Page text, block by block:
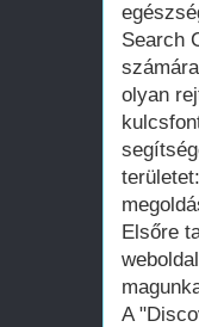
Search
olyan
Elsőre
A